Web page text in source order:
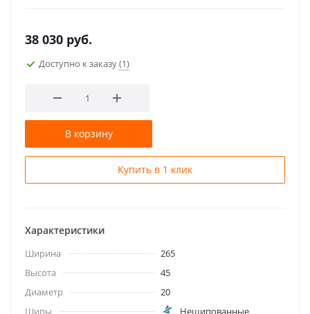
38 030 руб.
Доступно к заказу(1)
В корзину
Купить в 1 клик
Характеристики
Ширина
265
Высота
45
Диаметр
20
Шипы
Нешипованные